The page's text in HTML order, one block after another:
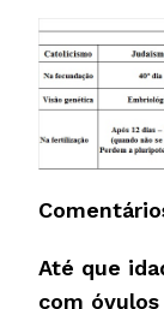
Até que
com